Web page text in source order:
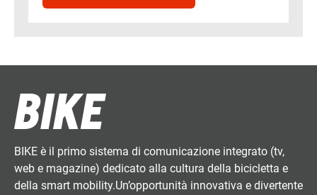
BIKE è il primo sistema di comunicazione integrato (tv,
web e magazine) dedicato alla cultura della bicicletta e
della smart mobility.Un’opportunità innovativa e divertente